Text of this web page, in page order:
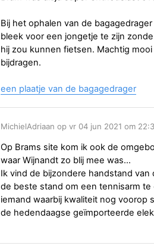
Bij het ophalen van de
bleek voor een jongetje te zijn
hij zou kunnen fietsen. Machtig
bijdragen.
een plaatje van de bagagedrager
MichielAdriaan op vr 04 jun 2021 om
Op Brams site kom ik ook de
waar Wijnandt zo blij mee was...
Ik vind de bijzondere handstand
de beste stand om een tennisarm
iemand waarbij kwaliteit nog voorop
de hedendaagse geïmporteerde